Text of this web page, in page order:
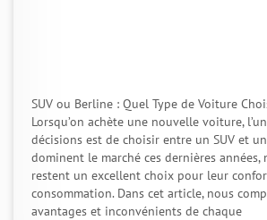
SUV ou Berline : Quel Type de Voiture
Lorsqu’on achète une nouvelle voiture,
décisions est de choisir entre un SUV et
dominent le marché ces dernières années,
restent un excellent choix pour leur
consommation. Dans cet article, nous
avantages et inconvénients de chaque